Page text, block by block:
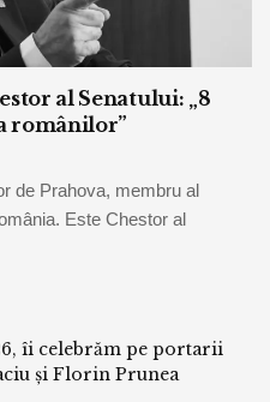
al Senatului: „8
românilor”
de Prahova, membru al
Este Chestor al
îi celebrăm pe portarii
și Florin Prunea